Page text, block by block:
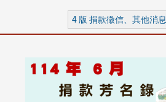
4 版 捐款徵信、其他消息